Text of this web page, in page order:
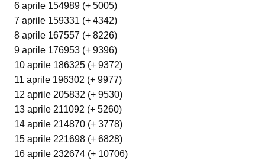
6 aprile 154989 (+ 5005)
7 aprile 159331 (+ 4342)
8 aprile 167557 (+ 8226)
9 aprile 176953 (+ 9396)
10 aprile 186325 (+ 9372)
11 aprile 196302 (+ 9977)
12 aprile 205832 (+ 9530)
13 aprile 211092 (+ 5260)
14 aprile 214870 (+ 3778)
15 aprile 221698 (+ 6828)
16 aprile 232674 (+ 10706)